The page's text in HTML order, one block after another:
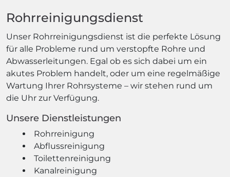
Rohrreinigungsdienst
Unser Rohrreinigungsdienst ist die perfekte Lösung
für alle Probleme rund um verstopfte Rohre und
Abwasserleitungen. Egal ob es sich dabei um ein
akutes Problem handelt, oder um eine regelmäßige
Wartung Ihrer Rohrsysteme – wir stehen rund um
die Uhr zur Verfügung.
Unsere Dienstleistungen
Rohrreinigung
Abflussreinigung
Toilettenreinigung
Kanalreinigung